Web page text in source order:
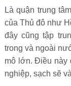
Là quận trung
của Thủ đô như
đây cũng tập
trong và ngoài
mô lớn. Điều này
nghiệp, sạch sẽ